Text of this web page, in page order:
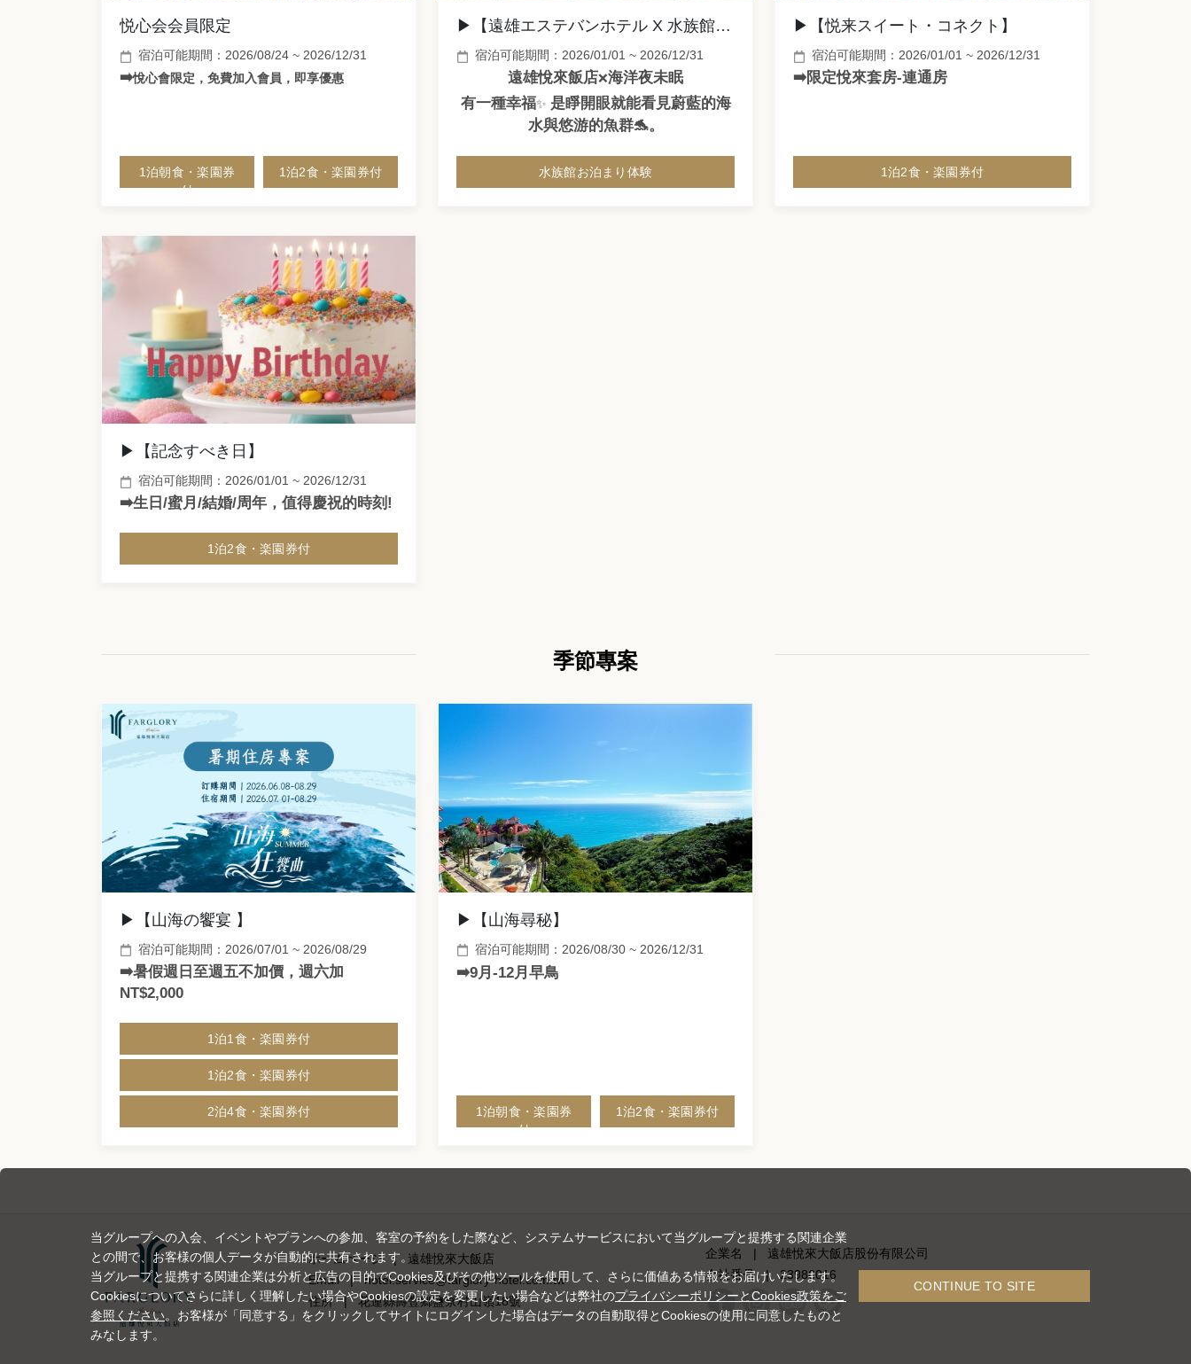
悦心会会員限定
宿泊可能期間：2026/08/24 ~ 2026/12/31
➡️悅心會限定，免費加入會員，即享優惠
1泊朝食・楽園券
付
1泊2食・楽園券付
▶【遠雄エステバンホテル X 水族館お泊まり体験】
宿泊可能期間：2026/01/01 ~ 2026/12/31
遠雄悅來飯店❌海洋夜未眠
有一種幸福✨ 是睜開眼就能看見蔚藍的海
水與悠游的魚群🐬。
水族館お泊まり体験
▶【悦来スイート・コネクト】
宿泊可能期間：2026/01/01 ~ 2026/12/31
➡️限定悅來套房-連通房
1泊2食・楽園券付
▶【記念すべき日】
宿泊可能期間：2026/01/01 ~ 2026/12/31
➡️生日/蜜月/結婚/周年，值得慶祝的時刻!
1泊2食・楽園券付
季節專案
▶【山海の饗宴 】
宿泊可能期間：2026/07/01 ~ 2026/08/29
➡️暑假週日至週五不加價，週六加
NT$2,000
1泊1食・楽園券付
1泊2食・楽園券付
2泊4食・楽園券付
▶【山海尋秘】
宿泊可能期間：2026/08/30 ~ 2026/12/31
➡️9月-12月早鳥
1泊朝食・楽園券
付
1泊2食・楽園券付
ホームページ |
遠雄悅來大飯店
Email
|
hotel.service@farglory-hotel.com.tw
住所
| 花蓮縣壽豐鄉鹽寮村山嶺18號
企業名 |
遠雄悅來大飯店股份有限公司
会社番号
| 23986016
当グループへの入会、イベントやプランへの参加、客室の予約をした際など、システムサービスにおいて当グループと提携する関連企業
との間で、お客様の個人データが自動的に共有されます。
当グループと提携する関連企業は分析と広告の目的でCookies及びその他ツールを使用して、さらに価値ある情報をお届けいたします。
Cookiesについてさらに詳しく理解したい場合やCookiesの設定を変更したい場合などは弊社のプライバシーポリシーとCookies政策をご
参照ください。お客様が「同意する」をクリックしてサイトにログインした場合はデータの自動取得とCookiesの使用に同意したものと
みなします。
CONTINUE TO SITE